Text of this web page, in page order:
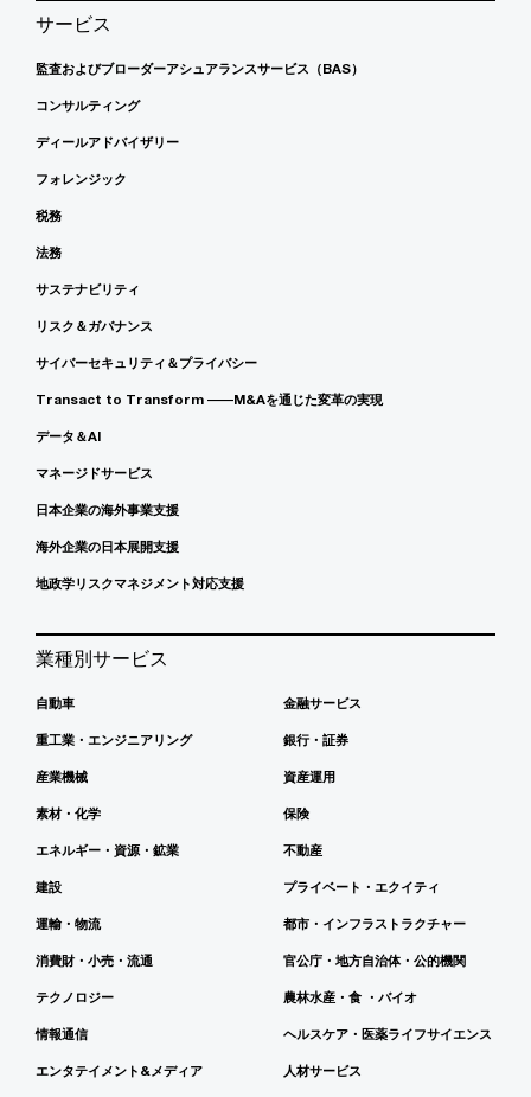
サービス
監査およびブローダーアシュアランスサービス（BAS）
コンサルティング
ディールアドバイザリー
フォレンジック
税務
法務
サステナビリティ
リスク＆ガバナンス
サイバーセキュリティ＆プライバシー
Transact to Transform ――M&Aを通じた変革の実現
データ＆AI
マネージドサービス
日本企業の海外事業支援
海外企業の日本展開支援
地政学リスクマネジメント対応支援
業種別サービス
自動車
重工業・エンジニアリング
産業機械
素材・化学
エネルギー・資源・鉱業
建設
運輸・物流
消費財・小売・流通
テクノロジー
情報通信
エンタテイメント&メディア
金融サービス
銀行・証券
資産運用
保険
不動産
プライベート・エクイティ
都市・インフラストラクチャー
官公庁・地方自治体・公的機関
農林水産・食 ・バイオ
ヘルスケア・医薬ライフサイエンス
人材サービス